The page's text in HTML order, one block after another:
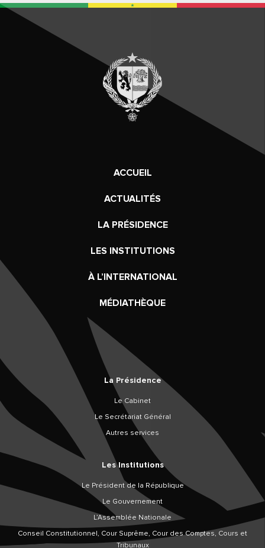
ACCUEIL
ACTUALITÉS
LA PRÉSIDENCE
LES INSTITUTIONS
À L’INTERNATIONAL
MÉDIATHÈQUE
La Présidence
Le Cabinet
Le Secrétariat Général
Autres services
Les Institutions
Le Président de la République
Le Gouvernement
L’Assemblée Nationale
Conseil Constitutionnel, Cour Suprême, Cour des Comptes, Cours et
Tribunaux